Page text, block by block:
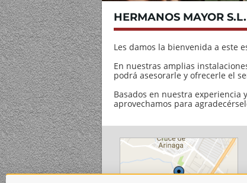
HERMANOS MAYOR S.L.
Les damos la bienvenida a este
En nuestras amplias
podrá asesorarle y ofrecerle el
Basados en nuestra experiencia
aprovechamos para